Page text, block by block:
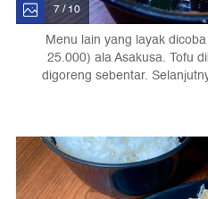
7 / 10
Menu lain yang layak
25.000) ala Asakusa. Tofu
digoreng sebentar.